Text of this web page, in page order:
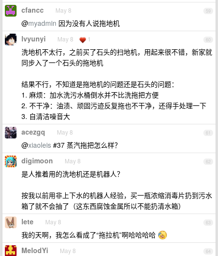
59
cfancc May 8
@myadmin 因为没有人说拖地机
60
lvyunyi May 8 1
洗地机不太行，之前买了石头的扫地机，用起来很不错，新家就
同步入了一个石头的拖地机
结果不行，不知道是拖地机的问题还是石头的问题：
1. 麻烦：加水洗污水桶倒水并不比洗拖把方便
2. 不干净：油渍、顽固污迹反复拖也不干净，还得手处理一下
3. 自清洁噪音大
61
acezgq May 8
@xiaoleis #37 蒸汽拖把怎么样？
62
digimoon May 8
是人推着用的洗地机还是机器人？
按我以前用非上下水的机器人经验，买一瓶浓缩消毒片扔到污水
箱了就不会抽了（这东西腐蚀金属所以不能扔清水箱）
63
lete May 8
我的天啊，我怎么看成了“拖拉机”啊哈哈哈哈
64
MelodYi May 8